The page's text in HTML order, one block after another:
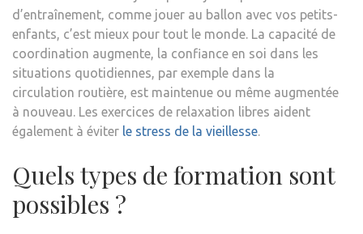
d’entraînement, comme jouer au ballon avec vos petits-
enfants, c’est mieux pour tout le monde. La capacité de
coordination augmente, la confiance en soi dans les
situations quotidiennes, par exemple dans la
circulation routière, est maintenue ou même augmentée
à nouveau. Les exercices de relaxation libres aident
également à éviter le stress de la vieillesse.
Quels types de formation sont
possibles ?